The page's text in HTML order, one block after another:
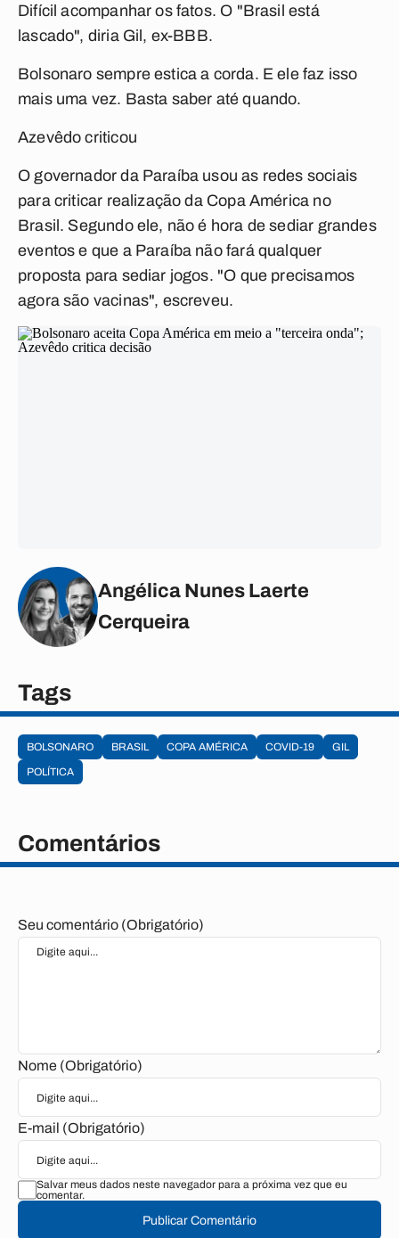
Difícil acompanhar os fatos. O "Brasil está
lascado", diria Gil, ex-BBB.
Bolsonaro sempre estica a corda. E ele faz isso
mais uma vez. Basta saber até quando.
Azevêdo criticou
O governador da Paraíba usou as redes sociais
para criticar realização da Copa América no
Brasil. Segundo ele, não é hora de sediar grandes
eventos e que a Paraíba não fará qualquer
proposta para sediar jogos. "O que precisamos
agora são vacinas", escreveu.
Angélica Nunes Laerte
Cerqueira
Tags
BOLSONARO BRASIL COPA AMÉRICA COVID-19
GIL
POLÍTICA
Comentários
Seu comentário (Obrigatório)
Nome (Obrigatório)
E-mail (Obrigatório)
Salvar meus dados neste navegador para a próxima vez que eu
comentar.
Publicar Comentário